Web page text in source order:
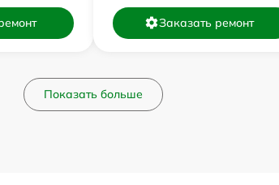
Заказать ремонт
Показать больше